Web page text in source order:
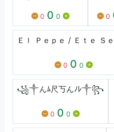
0 0 0 0
Ｅｌ Ｐｅｐｅ / Ｅｔｅ Ｓ
0 0 0
꧁༒んﾑ尺丂んﾉﾚ༒꧂
0 0 0